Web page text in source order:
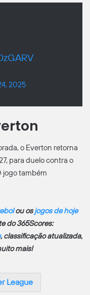
2025
o Everton retorna
para duelo contra o
jogo também
ou osjogos de hoje
do 365Scores:
, classificação atualizada,
mais!
League